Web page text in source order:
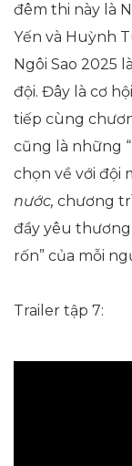
đêm thi này là
Yến và Huỳnh
Ngôi Sao 2025
đội. Đây là cơ
tiếp cùng
cũng là những
chọn về với đội
nước, chương
đầy yêu thương
rốn” của mỗi
Trailer tập 7: